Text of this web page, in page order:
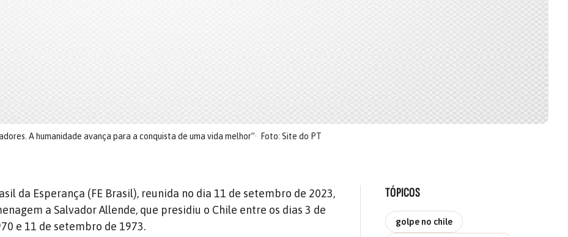
A humanidade avança para a conquista de uma vida melhor” Foto: Site do PT
da Esperança (FE Brasil), reunida no dia 11 de setembro de 2023,
a Salvador Allende, que presidiu o Chile entre os dias 3 de
e 11 de setembro de 1973.
TÓPICOS
golpe no chile